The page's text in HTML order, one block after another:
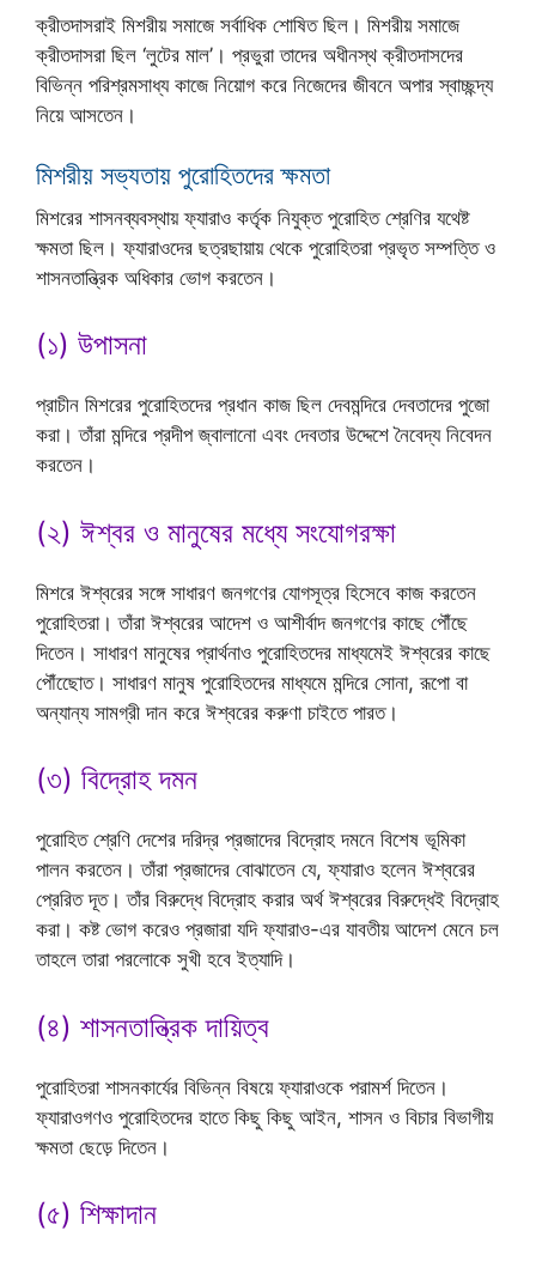
ক্রীতদাসরাই মিশরীয় সমাজে সর্বাধিক শোষিত ছিল। মিশরীয় সমাজে
ক্রীতদাসরা ছিল ‘লুটের মাল’। প্রভুরা তাদের অধীনস্থ ক্রীতদাসদের
বিভিন্ন পরিশ্রমসাধ্য কাজে নিয়োগ করে নিজেদের জীবনে অপার স্বাচ্ছন্দ্য
নিয়ে আসতেন।
মিশরীয় সভ্যতায় পুরোহিতদের ক্ষমতা
মিশরের শাসনব্যবস্থায় ফ্যারাও কর্তৃক নিযুক্ত পুরোহিত শ্রেণির যথেষ্ট
ক্ষমতা ছিল। ফ্যারাওদের ছত্রছায়ায় থেকে পুরোহিতরা প্রভৃত সম্পত্তি ও
শাসনতান্ত্রিক অধিকার ভোগ করতেন।
(১) উপাসনা
প্রাচীন মিশরের পুরোহিতদের প্রধান কাজ ছিল দেবমন্দিরে দেবতাদের পুজো
করা। তাঁরা মন্দিরে প্রদীপ জ্বালানো এবং দেবতার উদ্দেশে নৈবেদ্য নিবেদন
করতেন।
(২) ঈশ্বর ও মানুষের মধ্যে সংযোগরক্ষা
মিশরে ঈশ্বরের সঙ্গে সাধারণ জনগণের যোগসূত্র হিসেবে কাজ করতেন
পুরোহিতরা। তাঁরা ঈশ্বরের আদেশ ও আশীর্বাদ জনগণের কাছে পৌঁছে
দিতেন। সাধারণ মানুষের প্রার্থনাও পুরোহিতদের মাধ্যমেই ঈশ্বরের কাছে
পৌঁছোেত। সাধারণ মানুষ পুরোহিতদের মাধ্যমে মন্দিরে সোনা, রূপো বা
অন্যান্য সামগ্রী দান করে ঈশ্বরের করুণা চাইতে পারত।
(৩) বিদ্রোহ দমন
পুরোহিত শ্রেণি দেশের দরিদ্র প্রজাদের বিদ্রোহ দমনে বিশেষ ভূমিকা
পালন করতেন। তাঁরা প্রজাদের বোঝাতেন যে, ফ্যারাও হলেন ঈশ্বরের
প্রেরিত দূত। তাঁর বিরুদ্ধে বিদ্রোহ করার অর্থ ঈশ্বরের বিরুদ্ধেই বিদ্রোহ
করা। কষ্ট ভোগ করেও প্রজারা যদি ফ্যারাও-এর যাবতীয় আদেশ মেনে চল
তাহলে তারা পরলোকে সুখী হবে ইত্যাদি।
(৪) শাসনতান্ত্রিক দায়িত্ব
পুরোহিতরা শাসনকার্যের বিভিন্ন বিষয়ে ফ্যারাওকে পরামর্শ দিতেন।
ফ্যারাওগণও পুরোহিতদের হাতে কিছু কিছু আইন, শাসন ও বিচার বিভাগীয়
ক্ষমতা ছেড়ে দিতেন।
(৫) শিক্ষাদান